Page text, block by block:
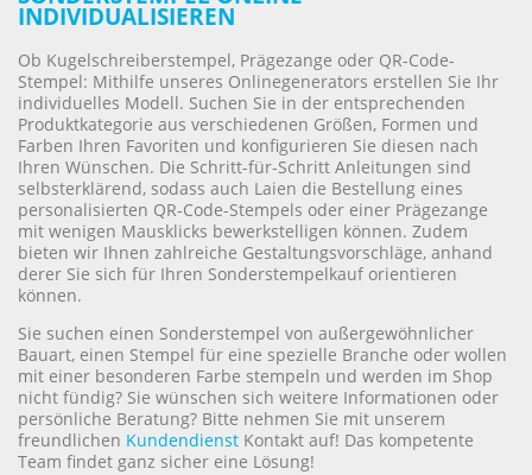
INDIVIDUALISIEREN
Ob Kugelschreiberstempel, Prägezange oder QR-Code-
Stempel: Mithilfe unseres Onlinegenerators erstellen Sie Ihr
individuelles Modell. Suchen Sie in der entsprechenden
Produktkategorie aus verschiedenen Größen, Formen und
Farben Ihren Favoriten und konfigurieren Sie diesen nach
Ihren Wünschen. Die Schritt-für-Schritt Anleitungen sind
selbsterklärend, sodass auch Laien die Bestellung eines
personalisierten QR-Code-Stempels oder einer Prägezange
mit wenigen Mausklicks bewerkstelligen können. Zudem
bieten wir Ihnen zahlreiche Gestaltungsvorschläge, anhand
derer Sie sich für Ihren Sonderstempelkauf orientieren
können.
Sie suchen einen Sonderstempel von außergewöhnlicher
Bauart, einen Stempel für eine spezielle Branche oder wollen
mit einer besonderen Farbe stempeln und werden im Shop
nicht fündig? Sie wünschen sich weitere Informationen oder
persönliche Beratung? Bitte nehmen Sie mit unserem
freundlichen Kundendienst Kontakt auf! Das kompetente
Team findet ganz sicher eine Lösung!